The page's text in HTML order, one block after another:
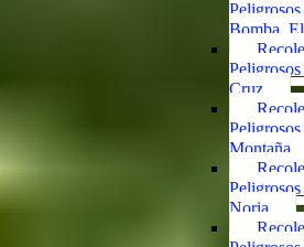
Bomba,
Cruz
Montaña
Noria